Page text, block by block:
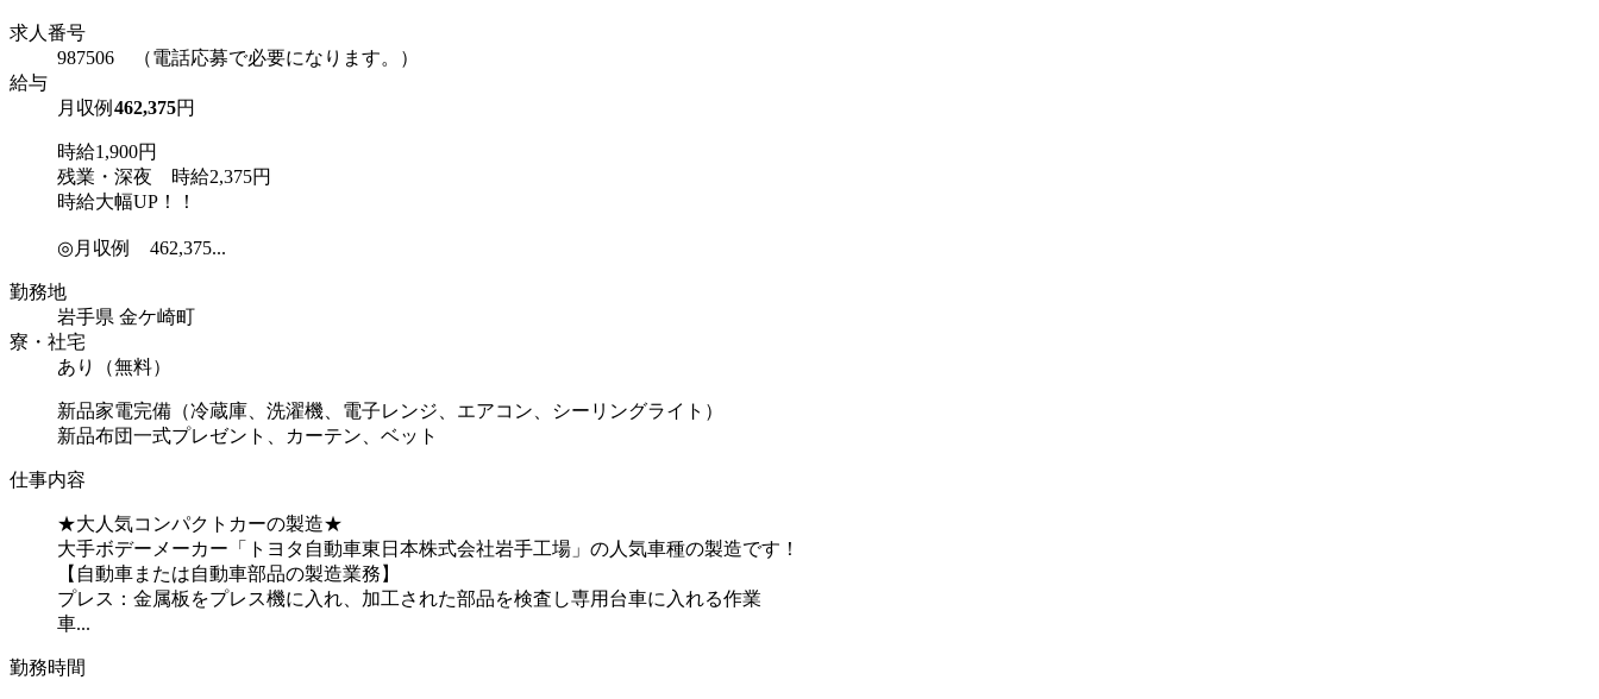
求人番号
987506 （電話応募で必要になります。）
給与
月収例 462,375円
時給1,900円
残業・深夜 時給2,375円
時給大幅UP！！
◎月収例 462,375...
勤務地
岩手県 金ケ崎町
寮・社宅
あり（無料）
新品家電完備（冷蔵庫、洗濯機、電子レンジ、エアコン、シーリングライト）
新品布団一式プレゼント、カーテン、ベット
仕事内容
★大人気コンパクトカーの製造★
大手ボデーメーカー「トヨタ自動車東日本株式会社岩手工場」の人気車種の製造です！
【自動車または自動車部品の製造業務】
プレス：金属板をプレス機に入れ、加工された部品を検査し専用台車に入れる作業
車...
勤務時間